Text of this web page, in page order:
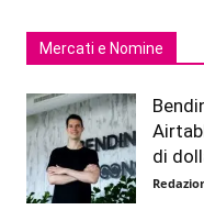
Mercati e Nomine
di